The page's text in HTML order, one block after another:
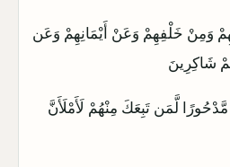
وَمِنْ خَلْفِهِمْ وَعَنْ أَيْمَانِهِمْ وَعَن
شَاكِرِينَ
لَّمَن تَبِعَكَ مِنْهُمْ لَأَمْلَأَنَّ